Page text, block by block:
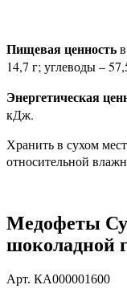
Пищевая ценность
14,7 г; углеводы –
Энергетическая
кДж.
Хранить в сухом
относительной
Медофеты
шоколадной
Арт. КА000001600